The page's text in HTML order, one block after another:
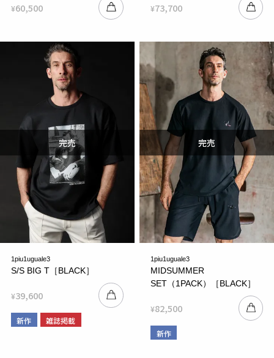
¥60,500 ¥73,700
1piu1uguale3
S/S BIG T［BLACK］
¥39,600
新作 雑誌掲載
1piu1uguale3
MIDSUMMER
SET（1PACK）［BLACK］
¥82,500
新作